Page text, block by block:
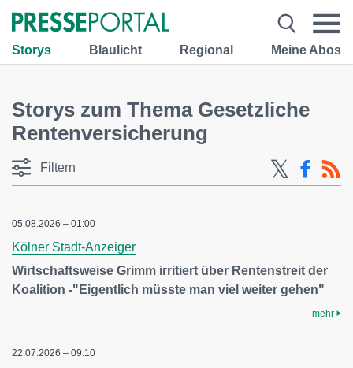
Storys Blaulicht Regional Meine Abos
Storys zum Thema Gesetzliche
Rentenversicherung
Filtern
05.08.2026 – 01:00
Kölner Stadt-Anzeiger
Wirtschaftsweise Grimm irritiert über Rentenstreit der
Koalition -"Eigentlich müsste man viel weiter gehen"
mehr
22.07.2026 – 09:10